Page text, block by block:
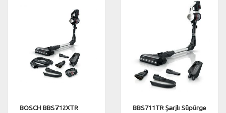
BOSCH BBS712XTR
BBS711TR Şarjlı Süpürge